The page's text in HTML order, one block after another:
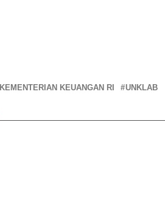
KEMENTERIAN KEUANGAN RI UNKLAB